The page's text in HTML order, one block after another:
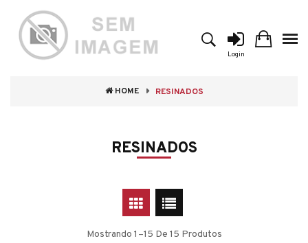
Login
HOME RESINADOS
RESINADOS
Mostrando 1–15 De 15 Produtos